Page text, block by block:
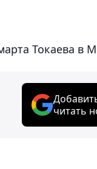
Токаева в
читать